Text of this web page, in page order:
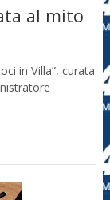
al mito
in Villa”, curata